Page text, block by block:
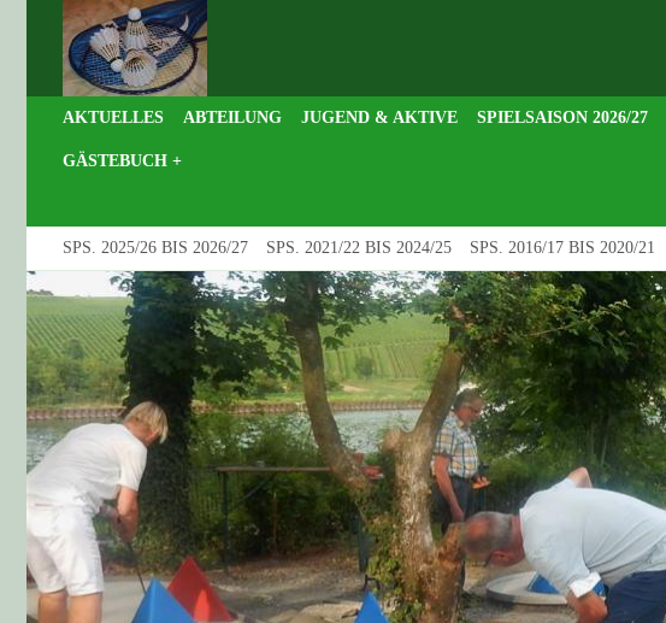
AKTUELLES ABTEILUNG JUGEND & AKTIVE SPIELSAISON 2026/27
GÄSTEBUCH +
SPS. 2025/26 BIS 2026/27 SPS. 2021/22 BIS 2024/25 SPS. 2016/17 BIS 2020/21